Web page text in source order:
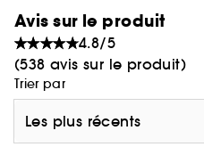
Avis sur le produit
4.8/5
(538 avis sur le produit)
Trier par
Les plus récents